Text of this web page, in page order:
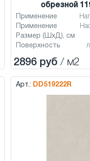
обрезной
Применение
Применение
Размер (ШхД), см
Поверхность
2896 руб / м2
Арт.: DD519222R